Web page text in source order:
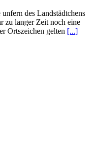
des Landstädtchens
zu langer Zeit noch eine
Ortszeichen gelten [...]